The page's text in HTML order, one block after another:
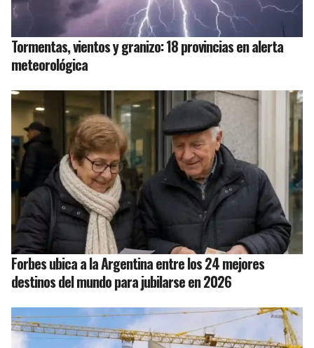
Tormentas, vientos y granizo: 18 provincias en alerta
meteorológica
Forbes ubica a la Argentina entre los 24 mejores
destinos del mundo para jubilarse en 2026